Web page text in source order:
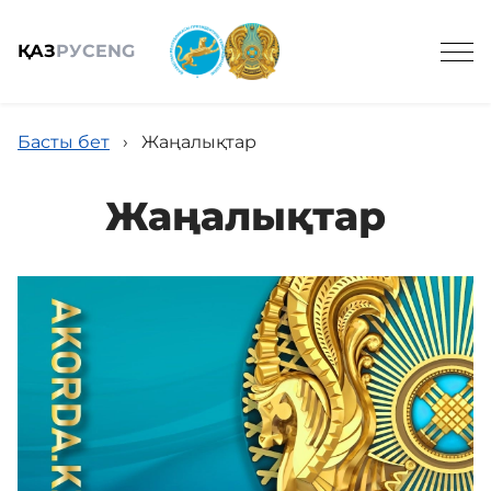
ҚАЗРУСENG
Құрамы
Жобалар
Қызметтер
Басты бет › Жаңалықтар
Жаңалықтар